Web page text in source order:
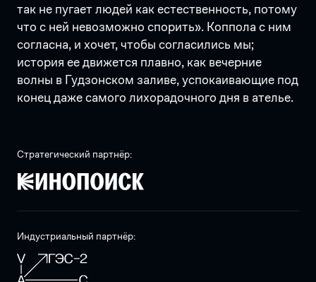
так не пугает людей как естественность, потому
что с ней невозможно спорить». Коппола с ним
согласна, и хочет, чтобы согласились мы;
история ее движется плавно, как вечерние
волны в Гудзонском заливе, успокаивающие под
конец даже самого лихорадочного дня в ателье.
Стратегический партнёр:
Индустриальный партнёр: